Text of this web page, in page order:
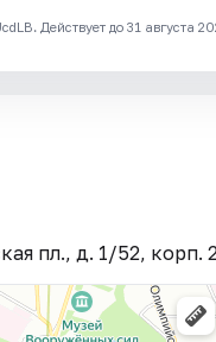
Действует до 31 августа
пл., д. 1/52, корп. 2